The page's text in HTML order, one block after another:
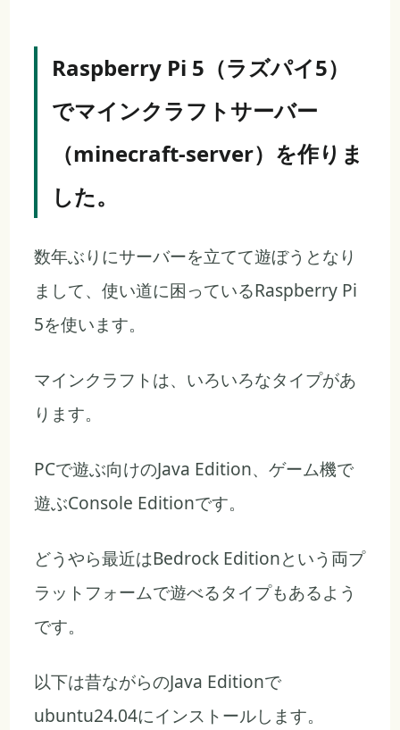
Raspberry Pi 5（ラズパイ5）
でマインクラフトサーバー
（minecraft-server）を作りま
した。
数年ぶりにサーバーを立てて遊ぼうとなり
まして、使い道に困っているRaspberry Pi
5を使います。
マインクラフトは、いろいろなタイプがあ
ります。
PCで遊ぶ向けのJava Edition、ゲーム機で
遊ぶConsole Editionです。
どうやら最近はBedrock Editionという両プ
ラットフォームで遊べるタイプもあるよう
です。
以下は昔ながらのJava Editionで
ubuntu24.04にインストールします。